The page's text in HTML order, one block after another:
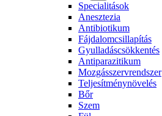
Specialitások
Anesztezia
Antibiotikum
Fájdalomcsillapítás
Gyulladáscsökkentés
Antiparazitikum
Mozgásszervrendszer
Teljesítménynövelés
Bőr
Szem